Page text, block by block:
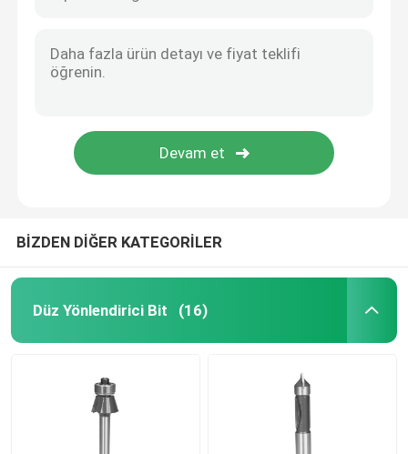
BİZDEN DİĞER KATEGORİLER
Düz Yönlendirici Bit (16)